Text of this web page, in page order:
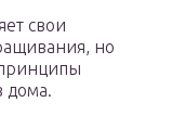
свои
но
дома.